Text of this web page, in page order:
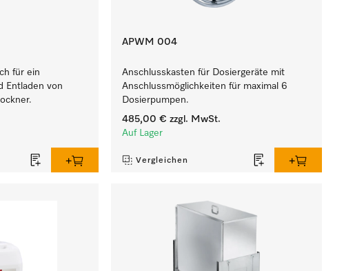
für ein
Entladen von
APWM 004
Anschlusskasten für Dosiergeräte mit
Anschlussmöglichkeiten für maximal 6
Dosierpumpen.
485,00 € zzgl. MwSt.
Auf Lager
Vergleichen